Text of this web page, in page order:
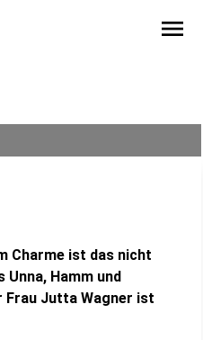
menu
Charme ist das nicht
Hamm und
Frau Jutta Wagner ist